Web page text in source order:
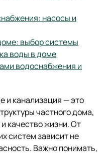
насосы и
выбор системы
воды в доме
водоснабжения и
и канализация — это
частного дома,
качество жизни. От
систем зависит не
Важно понимать,